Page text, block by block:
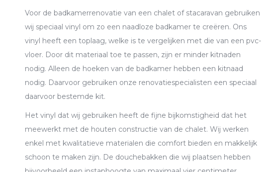
Voor de badkamerrenovatie van een chalet of stacaravan gebruiken
wij speciaal vinyl om zo een naadloze badkamer te creëren. Ons
vinyl heeft een toplaag, welke is te vergelijken met die van een pvc-
vloer. Door dit materiaal toe te passen, zijn er minder kitnaden
nodig. Alleen de hoeken van de badkamer hebben een kitnaad
nodig. Daarvoor gebruiken onze renovatiespecialisten een speciaal
daarvoor bestemde kit.
Het vinyl dat wij gebruiken heeft de fijne bijkomstigheid dat het
meewerkt met de houten constructie van de chalet. Wij werken
enkel met kwalitatieve materialen die comfort bieden en makkelijk
schoon te maken zijn. De douchebakken die wij plaatsen hebben